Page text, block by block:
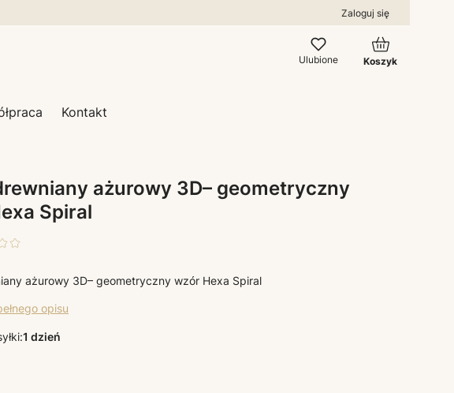
Zaloguj się
Ulubione
Produkty w
Koszyk
Kontakt
ażurowy 3D– geometryczny
Spiral
ażurowy 3D– geometryczny wzór Hexa Spiral
opisu
1 dzień